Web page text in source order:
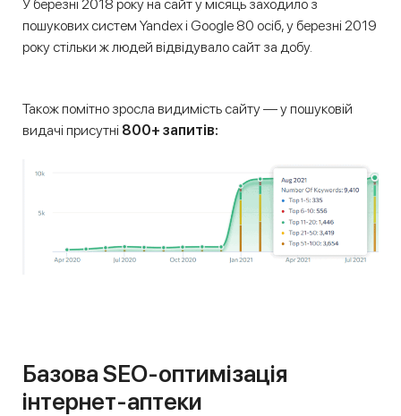
У березні 2018 року на сайт у місяць заходило з
пошукових систем Yandex і Google 80 осіб, у березні 2019
року стільки ж людей відвідувало сайт за добу.
Також помітно зросла видимість сайту — у пошуковій
видачі присутні 800+ запитів:
Базова SEO-оптимізація
інтернет-аптеки